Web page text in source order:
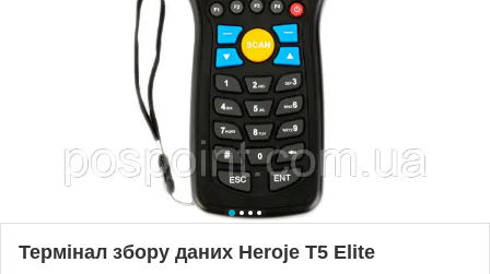
Термінал збору даних Heroje T5 Elite